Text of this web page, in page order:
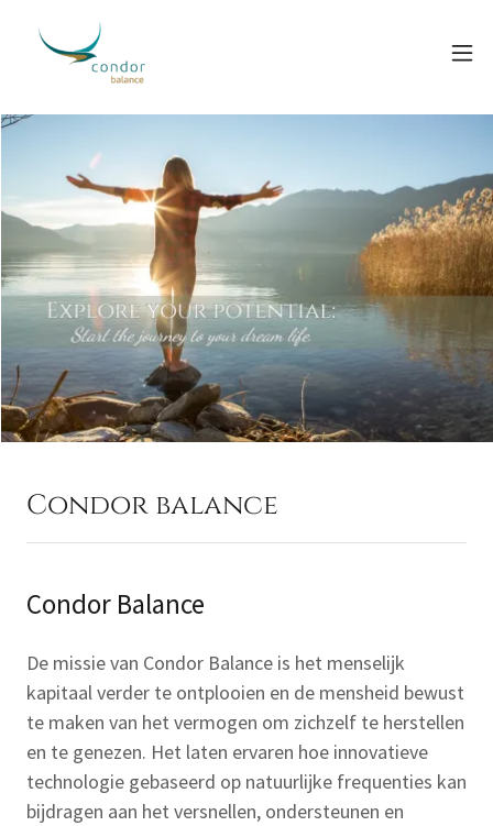
Condor balance
Condor Balance
De missie van Condor Balance is het menselijk
kapitaal verder te ontplooien en de mensheid bewust
te maken van het vermogen om zichzelf te herstellen
en te genezen. Het laten ervaren hoe innovatieve
technologie gebaseerd op natuurlijke frequenties kan
bijdragen aan het versnellen, ondersteunen en